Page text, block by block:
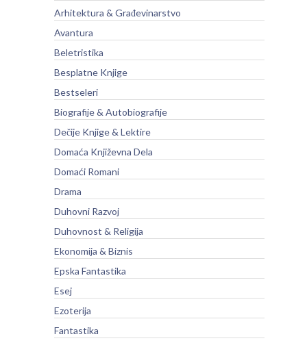
Arhitektura & Građevinarstvo
Avantura
Beletristika
Besplatne Knjige
Bestseleri
Biografije & Autobiografije
Dečije Knjige & Lektire
Domaća Književna Dela
Domaći Romani
Drama
Duhovni Razvoj
Duhovnost & Religija
Ekonomija & Biznis
Epska Fantastika
Esej
Ezoterija
Fantastika